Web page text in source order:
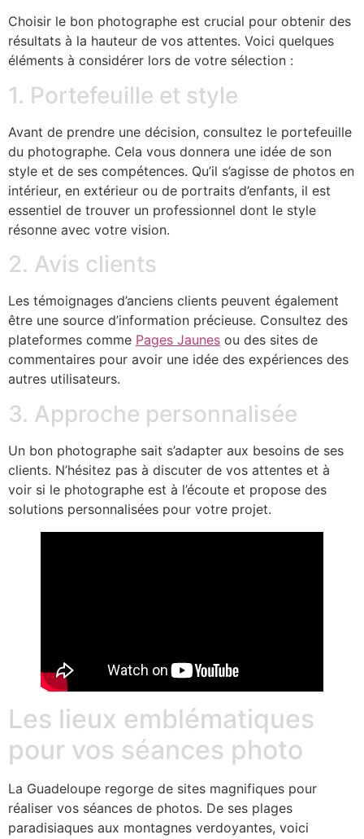
Choisir le bon photographe est crucial pour obtenir des
résultats à la hauteur de vos attentes. Voici quelques
éléments à considérer lors de votre sélection :
1. Portefeuille et style
Avant de prendre une décision, consultez le portefeuille
du photographe. Cela vous donnera une idée de son
style et de ses compétences. Qu’il s’agisse de photos en
intérieur, en extérieur ou de portraits d’enfants, il est
essentiel de trouver un professionnel dont le style
résonne avec votre vision.
2. Avis clients
Les témoignages d’anciens clients peuvent également
être une source d’information précieuse. Consultez des
plateformes comme Pages Jaunes ou des sites de
commentaires pour avoir une idée des expériences des
autres utilisateurs.
3. Approche personnalisée
Un bon photographe sait s’adapter aux besoins de ses
clients. N’hésitez pas à discuter de vos attentes et à
voir si le photographe est à l’écoute et propose des
solutions personnalisées pour votre projet.
Les lieux emblématiques
pour vos séances photo
La Guadeloupe regorge de sites magnifiques pour
réaliser vos séances de photos. De ses plages
paradisiaques aux montagnes verdoyantes, voici